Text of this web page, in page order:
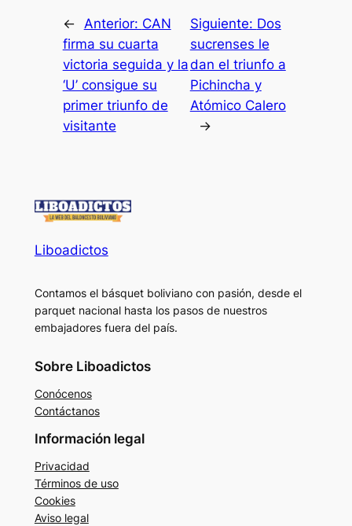
← Anterior: CAN
firma su cuarta
victoria seguida y la
‘U’ consigue su
primer triunfo de
visitante
Siguiente: Dos
sucrenses le
dan el triunfo a
Pichincha y
Atómico Calero
→
Liboadictos
Contamos el básquet boliviano con pasión, desde el
parquet nacional hasta los pasos de nuestros
embajadores fuera del país.
Sobre Liboadictos
Conócenos
Contáctanos
Información legal
Privacidad
Términos de uso
Cookies
Aviso legal